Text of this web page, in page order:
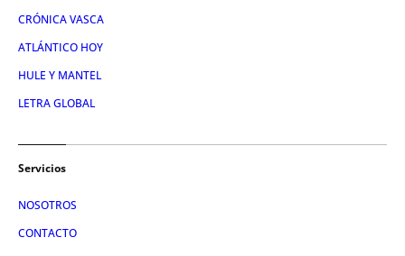
CRÓNICA VASCA
ATLÁNTICO HOY
HULE Y MANTEL
LETRA GLOBAL
Servicios
NOSOTROS
CONTACTO